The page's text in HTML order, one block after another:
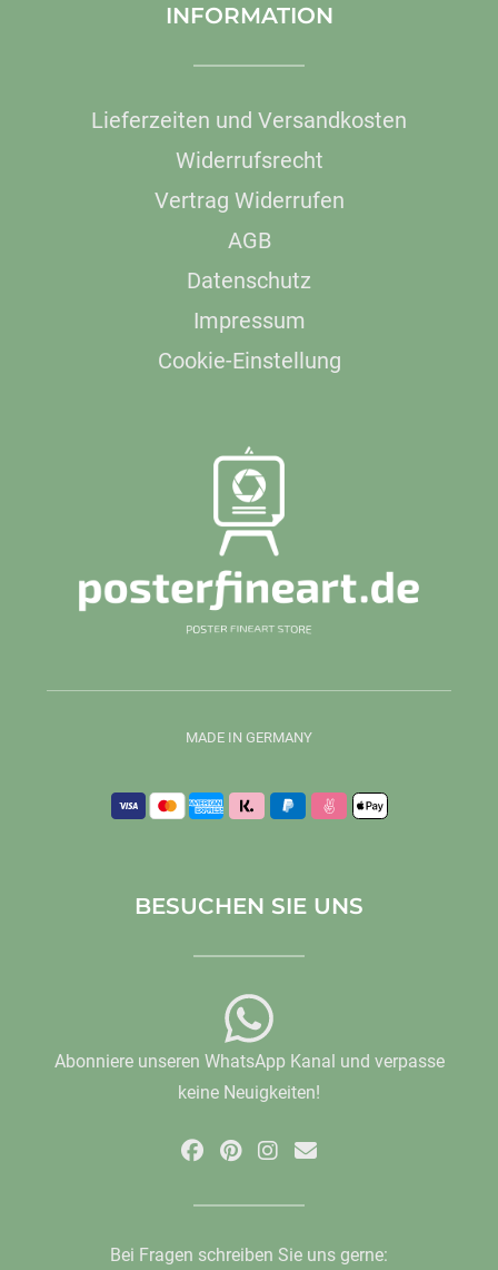
INFORMATION
Lieferzeiten und Versandkosten
Widerrufsrecht
Vertrag Widerrufen
AGB
Datenschutz
Impressum
Cookie-Einstellung
MADE IN GERMANY
BESUCHEN SIE UNS
Abonniere unseren WhatsApp Kanal und verpasse
keine Neuigkeiten!
Bei Fragen schreiben Sie uns gerne: